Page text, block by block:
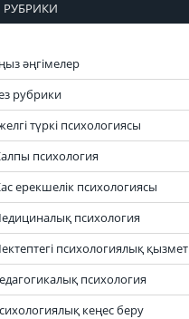
РУБРИКИ
әңгімелер
рубрики
түркі психологиясы
психология
ерекшелік психологиясы
психология
психологиялық қызмет
психология
кеңес беру